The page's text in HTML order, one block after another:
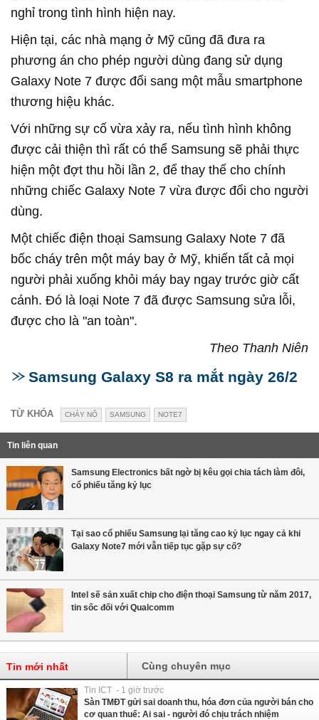
nghỉ trong tình hình hiện nay.
Hiện tại, các nhà mạng ở Mỹ cũng đã đưa ra
phương án cho phép người dùng đang sử dụng
Galaxy Note 7 được đổi sang một mẫu smartphone
thương hiệu khác.
Với những sự cố vừa xảy ra, nếu tình hình không
được cải thiện thì rất có thể Samsung sẽ phải thực
hiện một đợt thu hồi lần 2, để thay thế cho chính
những chiếc Galaxy Note 7 vừa được đổi cho người
dùng.
Một chiếc điện thoại Samsung Galaxy Note 7 đã
bốc cháy trên một máy bay ở Mỹ, khiến tất cả mọi
người phải xuống khỏi máy bay ngay trước giờ cất
cánh. Đó là loại Note 7 đã được Samsung sửa lỗi,
được cho là "an toàn".
Theo Thanh Niên
Samsung Galaxy S8 ra mắt ngày 26/2
TỪ KHÓA CHÁY NỔ SAMSUNG NOTE7
Tin liên quan
Samsung Electronics bất ngờ bị kêu gọi chia tách làm đôi,
cổ phiếu tăng kỷ lục
Tại sao cổ phiếu Samsung lại tăng cao kỷ lục ngay cả khi
Galaxy Note7 mới vẫn tiếp tục gặp sự cố?
Intel sẽ sản xuất chip cho điện thoại Samsung từ năm 2017,
tin sốc đối với Qualcomm
Tin mới nhất Cùng chuyên mục
Tin ICT - 1 giờ trước
Sàn TMĐT gửi sai doanh thu, hóa đơn của người bán cho
cơ quan thuế: Ai sai - người đó chịu trách nhiệm